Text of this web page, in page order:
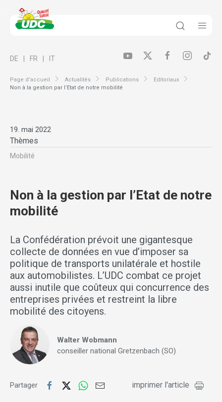
Page d’accueil Actualités Publications
Editoriaux
Non à la gestion par l’Etat de notre mobilité
DE FR IT
19. mai 2022
Thèmes
Mobilité
Non à la gestion par l’Etat de notre
mobilité
La Confédération prévoit une gigantesque
collecte de données en vue d’imposer sa
politique de transports unilatérale et hostile
aux automobilistes. L’UDC combat ce projet
aussi inutile que coûteux qui concurrence des
entreprises privées et restreint la libre
mobilité des citoyens.
Walter Wobmann
conseiller national Gretzenbach (SO)
Partager imprimer l'article